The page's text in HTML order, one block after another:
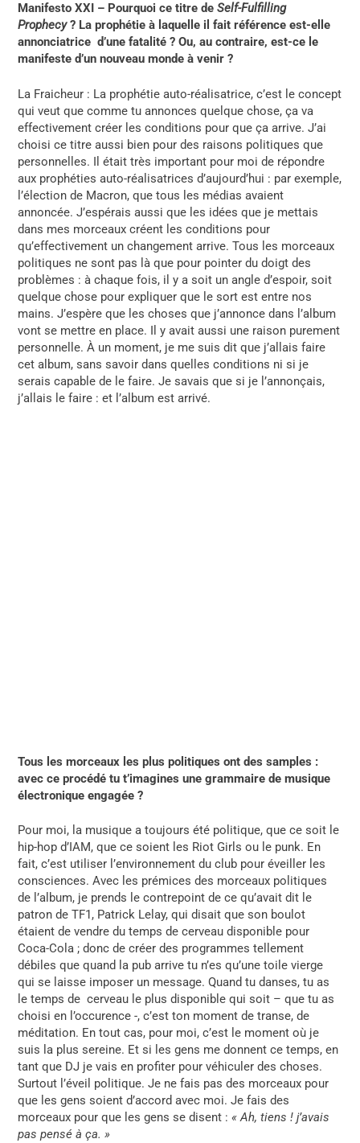
Manifesto XXI – Pourquoi ce titre deSelf-Fulfilling
Prophecy? La prophétie à laquelle il fait référence est-elle
annonciatrice d’une fatalité ? Ou, au contraire, est-ce le
manifeste d’un nouveau monde à venir ?
La Fraicheur : La prophétie auto-réalisatrice, c’est le concept
qui veut que comme tu annonces quelque chose, ça va
effectivement créer les conditions pour que ça arrive. J’ai
choisi ce titre aussi bien pour des raisons politiques que
personnelles. Il était très important pour moi de répondre
aux prophéties auto-réalisatrices d’aujourd’hui : par exemple,
l’élection de Macron, que tous les médias avaient
annoncée. J’espérais aussi que les idées que je mettais
dans mes morceaux créent les conditions pour
qu’effectivement un changement arrive. Tous les morceaux
politiques ne sont pas là que pour pointer du doigt des
problèmes : à chaque fois, il y a soit un angle d’espoir, soit
quelque chose pour expliquer que le sort est entre nos
mains. J’espèreque les choses que j’annonce dans l’album
vont se mettre en place. Il y avait aussi une raison purement
personnelle. À un moment, je me suis dit que j’allais faire
cet album, sans savoir dans quelles conditions ni si je
serais capable de le faire. Je savais que si je l’annonçais,
j’allais le faire : et l’album est arrivé.
Tous les morceaux les plus politiques ont des samples :
avec ce procédé tu t’imagines une grammaire de musique
électronique engagée ?
Pour moi, la musique a toujours été politique, que ce soit le
hip-hop d’IAM, que ce soient les Riot Girls ou le punk. En
fait, c’est utiliser l’environnement du club pour éveiller les
consciences. Avec les prémices des morceaux politiques
de l’album, je prends le contrepoint de ce qu’avait dit le
patron de TF1, Patrick Lelay, qui disait que son boulot
étaient de vendre du temps de cerveau disponible pour
Coca-Cola ; donc de créer des programmes tellement
débiles que quand la pub arrive tu n’es qu’une toile vierge
qui se laisse imposer un message.Quand tu danses, tu as
le temps de cerveau le plus disponible qui soit – que tu as
choisi en l’occurence -, c’est ton moment de transe, de
méditation. En tout cas, pour moi, c’est le moment où je
suis la plus sereine. Et si les gens me donnent ce temps, en
tant que DJ je vais en profiter pour véhiculer des choses.
Surtout l’éveil politique. Je ne fais pas des morceaux pour
que les gens soient d’accord avec moi. Je fais des
morceaux pour que les gens se disent :« Ah, tiens ! j’avais
pas pensé à ça. »